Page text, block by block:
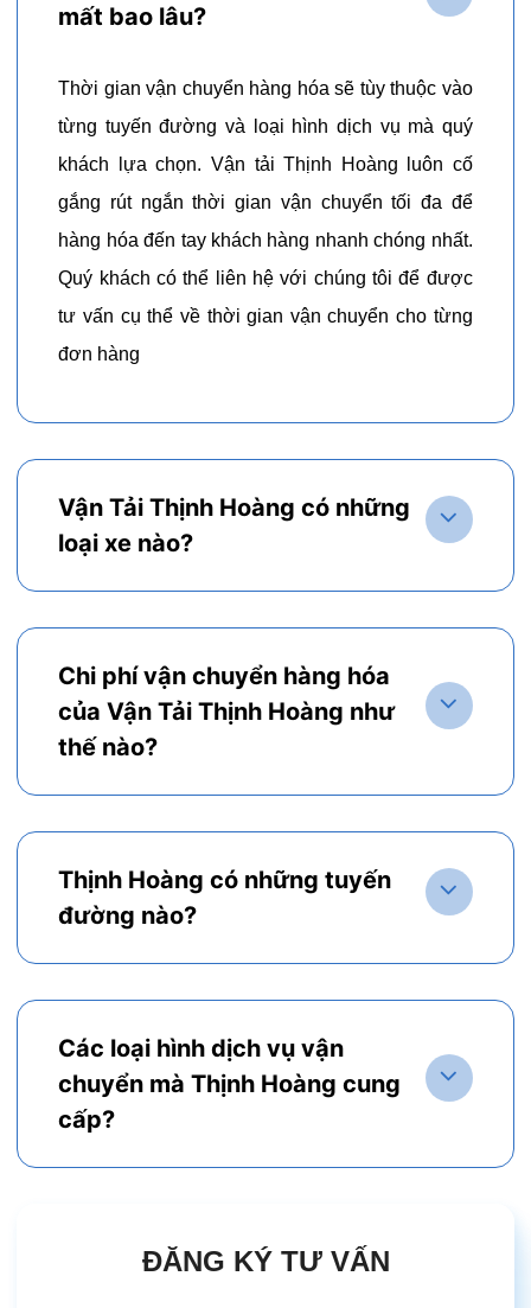
mất bao lâu?
Thời gian vận chuyển hàng hóa sẽ tùy thuộc vào
từng tuyến đường và loại hình dịch vụ mà quý
khách lựa chọn. Vận tải Thịnh Hoàng luôn cố
gắng rút ngắn thời gian vận chuyển tối đa để
hàng hóa đến tay khách hàng nhanh chóng nhất.
Quý khách có thể liên hệ với chúng tôi để được
tư vấn cụ thể về thời gian vận chuyển cho từng
đơn hàng
Vận Tải Thịnh Hoàng có những
loại xe nào?
Chi phí vận chuyển hàng hóa
của Vận Tải Thịnh Hoàng như
thế nào?
Thịnh Hoàng có những tuyến
đường nào?
Các loại hình dịch vụ vận
chuyển mà Thịnh Hoàng cung
cấp?
ĐĂNG KÝ TƯ VẤN